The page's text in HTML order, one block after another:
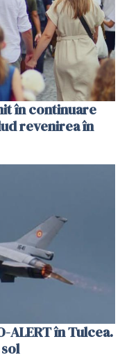
în continuare
revenirea în
ALERT în Tulcea.